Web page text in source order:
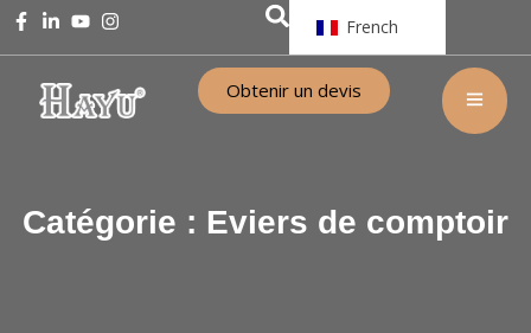
French
Obtenir un devis
Catégorie : Eviers de comptoir